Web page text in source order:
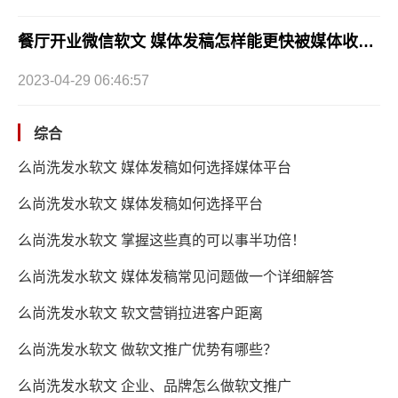
餐厅开业微信软文 媒体发稿怎样能更快被媒体收录？
2023-04-29 06:46:57
综合
么尚洗发水软文 媒体发稿如何选择媒体平台
么尚洗发水软文 媒体发稿如何选择平台
么尚洗发水软文 掌握这些真的可以事半功倍！
么尚洗发水软文 媒体发稿常见问题做一个详细解答
么尚洗发水软文 软文营销拉进客户距离
么尚洗发水软文 做软文推广优势有哪些？
么尚洗发水软文 企业、品牌怎么做软文推广